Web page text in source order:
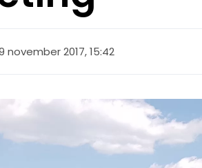
november 2017, 15:42